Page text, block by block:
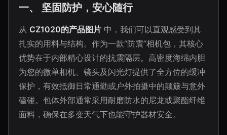
一、 坚固防护，安心随行
从 CZ1020的产品图片 中，我们可以直观感受到其
扎实的用料与结构。作为一款“防震”相机包，其核心
优势在于内部精心设计的抗震隔层。高密度海绵内胆
为您的微单相机、镜头及闪光灯提供了全方位的缓冲
保护，有效抵御日常通勤或户外拍摄中的颠簸与意外
磕碰。包体外部通常采用耐磨防水的尼龙或聚酯纤维
面料，确保在多变天气下也能守护器材安全。